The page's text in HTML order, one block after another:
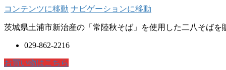
コンテンツに移動 ナビゲーションに移動
茨城県土浦市新治産の「常陸秋そば」を使用した二八そばを
029-862-2216
お買い物はこちら